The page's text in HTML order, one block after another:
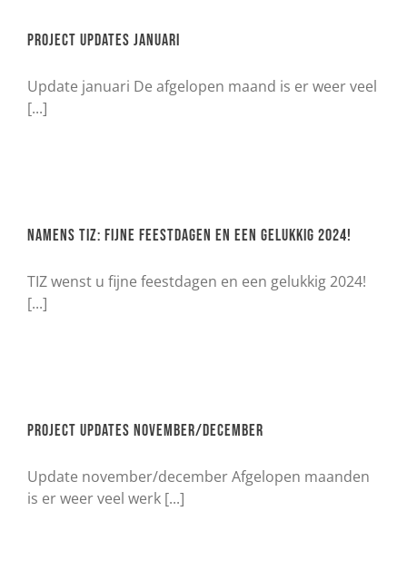
Project updates januari
Update januari De afgelopen maand is er weer veel
[...]
Namens TIZ: Fijne feestdagen en een gelukkig 2024!
TIZ wenst u fijne feestdagen en een gelukkig 2024!
[...]
Project updates november/december
Update november/december Afgelopen maanden
is er weer veel werk [...]